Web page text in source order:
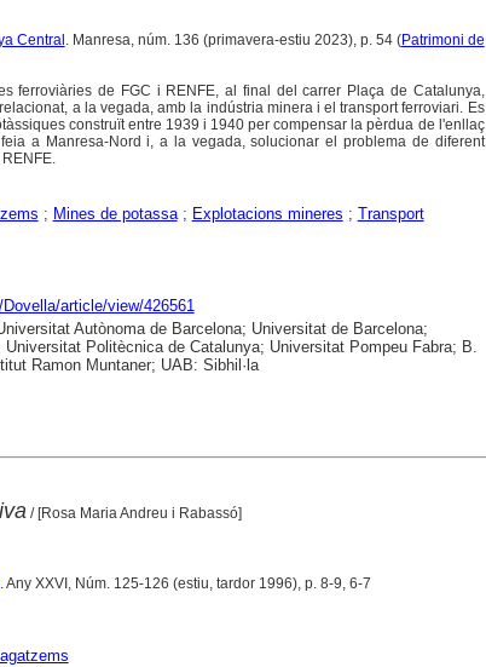
Central . Manresa, núm. 136 (primavera-estiu 2023), p. 54 (Patrimoni de
ferroviàries de FGC i RENFE, al final del carrer Plaça de Catalunya,
a la vegada, amb la indústria minera i el transport ferroviari. Es
construït entre 1939 i 1940 per compensar la pèrdua de l'enllaç
a Manresa-Nord i, a la vegada, solucionar el problema de diferent
; Mines de potassa; Explotacions mineres ; Transport
article/view/426561
Autònoma de Barcelona; Universitat de Barcelona;
Politècnica de Catalunya; Universitat Pompeu Fabra; B.
Ramon Muntaner; UAB: Sibhil·la
/ [Rosa Maria Andreu i Rabassó]
. Any XXVI, Núm. 125-126 (estiu, tardor 1996), p. 8-9, 6-7